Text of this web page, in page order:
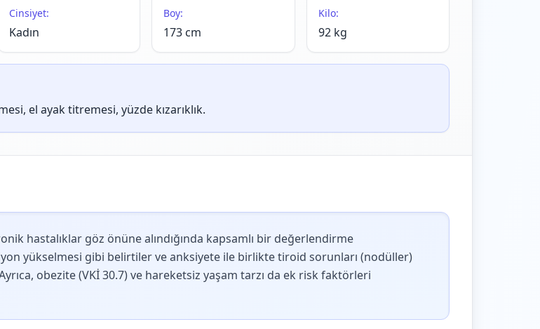
Cinsiyet:
Kadın
Boy:
173 cm
Kilo:
92 kg
el ayak titremesi, yüzde kızarıklık.
hastalıklar göz önüne alındığında kapsamlı bir değerlendirme
yükselmesi gibi belirtiler ve anksiyete ile birlikte tiroid sorunları (nodüller)
obezite (VKİ 30.7) ve hareketsiz yaşam tarzı da ek risk faktörleri